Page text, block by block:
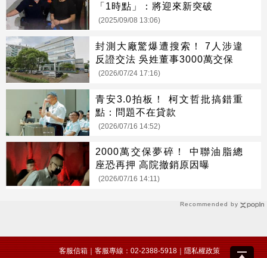
Recommended by
「1時點」：將迎來新突破
(2025/09/08 13:06)
封測大廠驚爆遭搜索！ 7人涉違
反證交法 吳姓董事3000萬交保
(2026/07/24 17:16)
青安3.0拍板！ 柯文哲批搞錯重
點：問題不在貸款
(2026/07/16 14:52)
2000萬交保夢碎！ 中聯油脂總
座恐再押 高院撤銷原因曝
(2026/07/16 14:11)
客服信箱｜客服專線：02-2388-5918｜隱私權政策